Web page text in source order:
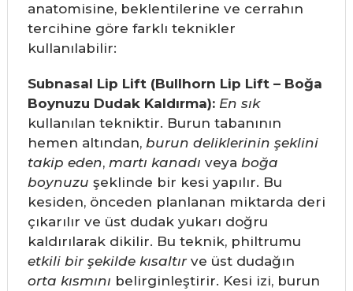
anatomisine, beklentilerine ve cerrahın
tercihine göre farklı teknikler
kullanılabilir:
Subnasal Lip Lift (Bullhorn Lip Lift – Boğa
Boynuzu Dudak Kaldırma): En sık
kullanılan tekniktir. Burun tabanının
hemen altından, burun deliklerinin şeklini
takip eden, martı kanadı veya boğa
boynuzu şeklinde bir kesi yapılır. Bu
kesiden, önceden planlanan miktarda deri
çıkarılır ve üst dudak yukarı doğru
kaldırılarak dikilir. Bu teknik, philtrumu
etkili bir şekilde kısaltırve üst dudağın
orta kısmını belirginleştirir. Kesi izi, burun